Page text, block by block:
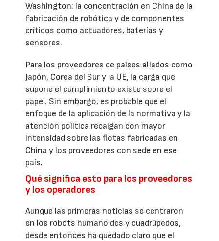
Washington: la concentración en China de la
fabricación de robótica y de componentes
críticos como actuadores, baterías y
sensores.
Para los proveedores de países aliados como
Japón, Corea del Sur y la UE, la carga que
supone el cumplimiento existe sobre el
papel. Sin embargo, es probable que el
enfoque de la aplicación de la normativa y la
atención política recaigan con mayor
intensidad sobre las flotas fabricadas en
China y los proveedores con sede en ese
país.
Qué significa esto para los proveedores
y los operadores
Aunque las primeras noticias se centraron
en los robots humanoides y cuadrúpedos,
desde entonces ha quedado claro que el